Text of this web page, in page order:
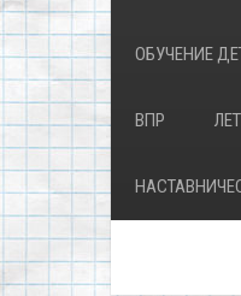
ОБУЧЕНИЕ
ВПР